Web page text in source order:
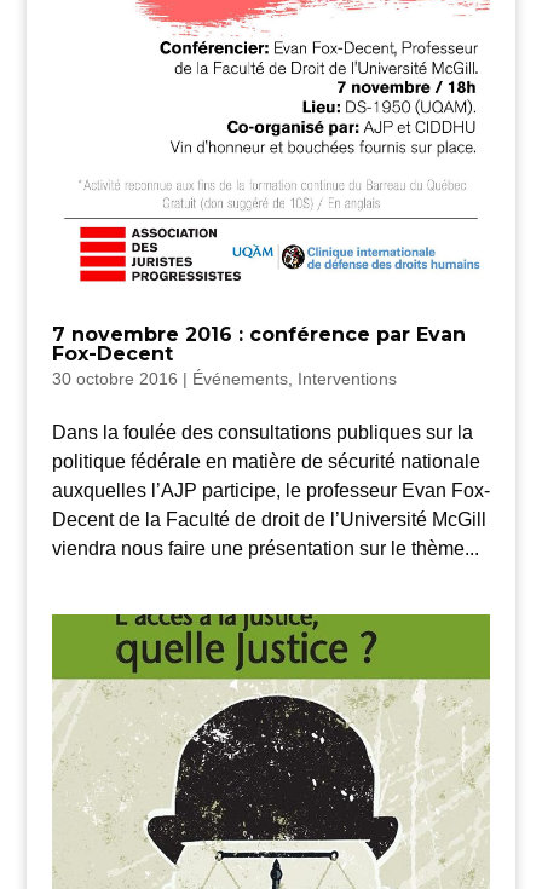
7 novembre 2016 : conférence par Evan
Fox-Decent
30 octobre 2016 | Événements, Interventions
Dans la foulée des consultations publiques sur la
politique fédérale en matière de sécurité nationale
auxquelles l’AJP participe, le professeur Evan Fox-
Decent de la Faculté de droit de l’Université McGill
viendra nous faire une présentation sur le thème...